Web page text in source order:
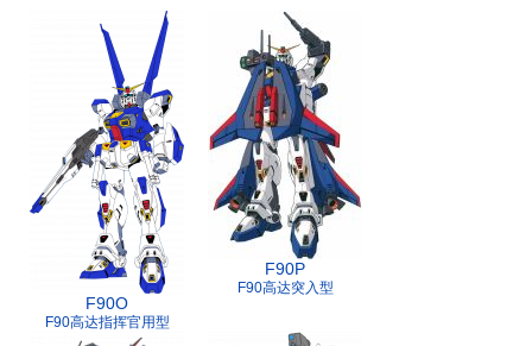
F90O
F90高达指挥官用型
F90P
F90高达突入型